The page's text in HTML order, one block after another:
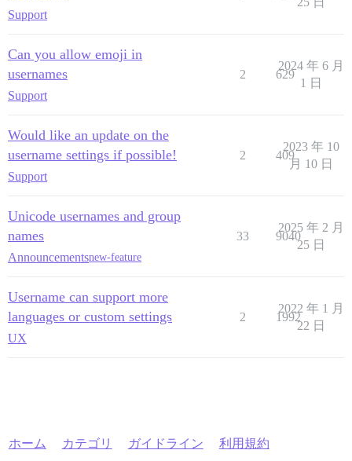
Support
Can you allow emoji in
usernames
Support
2 629
2024 年 6 月
1 日
Would like an update on the
username settings if possible!
Support
2 409
2023 年 10
月 10 日
Unicode usernames and group
names
Announcementsnew-feature
33 9040
2025 年 2 月
25 日
Username can support more
languages or custom settings
UX
2 1992
2022 年 1 月
22 日
ホーム カテゴリ ガイドライン 利用規約